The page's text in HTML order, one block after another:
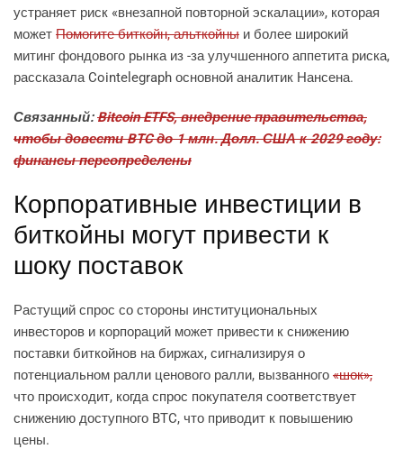
устраняет риск «внезапной повторной эскалации», которая
может Помогите биткойн, альткойны и более широкий
митинг фондового рынка из -за улучшенного аппетита риска,
рассказала Cointelegraph основной аналитик Нансена.
Связанный:Bitcoin ETFS, внедрение правительства,
чтобы довести BTC до 1 млн. Долл. США к 2029 году:
финансы переопределены
Корпоративные инвестиции в
биткойны могут привести к
шоку поставок
Растущий спрос со стороны институциональных
инвесторов и корпораций может привести к снижению
поставки биткойнов на биржах, сигнализируя о
потенциальном ралли ценового ралли, вызванного «шок»,
что происходит, когда спрос покупателя соответствует
снижению доступного BTC, что приводит к повышению
цены.